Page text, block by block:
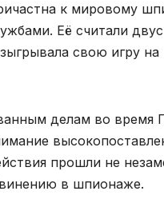
к мировому
Её считали
свою игру
делам во
прошли не
в шпионаже.